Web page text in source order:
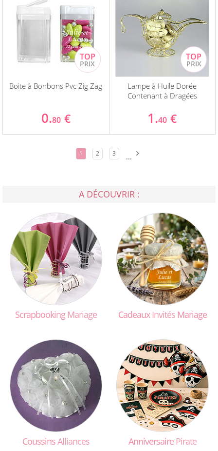
Boite à Bonbons Pvc Zig Zag
0.80 €
Lampe à Huile Dorée
Contenant à Dragées
1.40 €
1 2 3 ...
A DÉCOUVRIR :
ScrapbookingMariage CadeauxInvitésMariage
CoussinsAlliances Anniversaire Pirate